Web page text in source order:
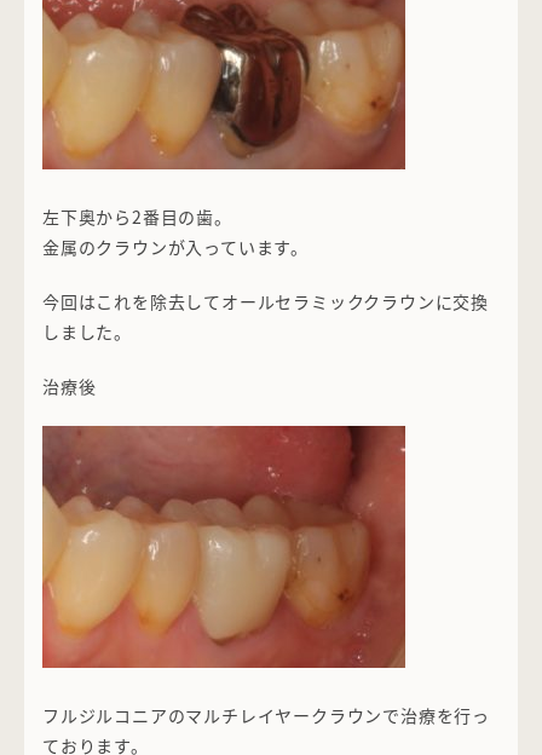
左下奥から2番目の歯。
金属のクラウンが入っています。
今回はこれを除去してオールセラミッククラウンに交換
しました。
治療後
フルジルコニアのマルチレイヤークラウンで治療を行っ
ております。